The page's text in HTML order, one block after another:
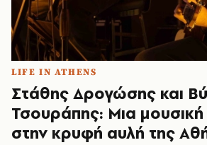
LIFE IN ATHENS
Στάθης Δρογώσης και
Τσουράπης: Μια
στην κρυφή αυλή της